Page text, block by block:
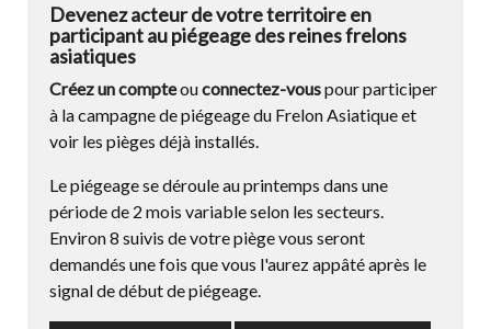
Devenez acteur de votre territoire en
participant au piégeage des reines frelons
asiatiques
Créez un compteouconnectez-vouspour participer
à la campagne de piégeage du Frelon Asiatique et
voir les pièges déjà installés.
Le piégeage se déroule au printemps dans une
période de 2 mois variable selon les secteurs.
Environ 8 suivis de votre piège vous seront
demandés une fois que vous l'aurez appâté après le
signal de début de piégeage.